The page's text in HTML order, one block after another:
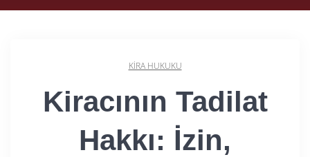
KIRA HUKUKU
Kiracının Tadilat
Hakkı: İzin,